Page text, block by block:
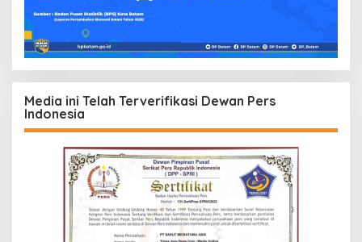
Media ini Telah Terverifikasi Dewan Pers
Indonesia